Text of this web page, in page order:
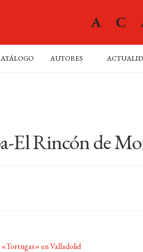
AUTORES
El Rincón de
en Valladolid